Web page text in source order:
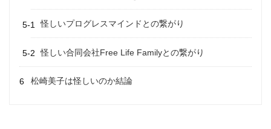
怪しいプログレスマインドとの繋がり
怪しい合同会社Free Life Familyとの繋がり
松崎美子は怪しいのか結論